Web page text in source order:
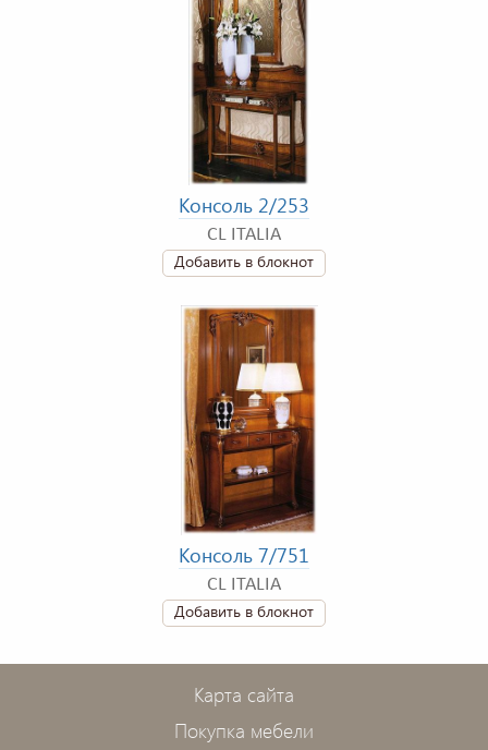
Консоль 2/253
CL ITALIA
Добавить в блокнот
Консоль 7/751
CL ITALIA
Добавить в блокнот
Карта сайта
Покупка мебели